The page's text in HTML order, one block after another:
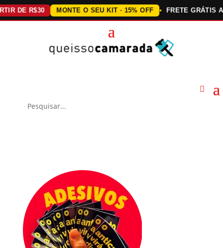
R$30 MONTE O SEU KIT · 15% OFF FRETE GRÁTIS ACIMA